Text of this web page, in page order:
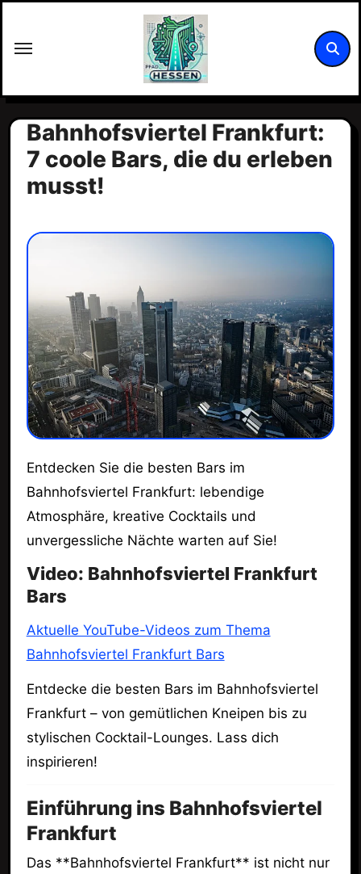
springen
Bahnhofsviertel Frankfurt:
7 coole Bars, die du erleben
musst!
Entdecken Sie die besten Bars im
Bahnhofsviertel Frankfurt: lebendige
Atmosphäre, kreative Cocktails und
unvergessliche Nächte warten auf Sie!
Video: Bahnhofsviertel Frankfurt
Bars
Aktuelle YouTube-Videos zum Thema
Bahnhofsviertel Frankfurt Bars
Entdecke die besten Bars im Bahnhofsviertel
Frankfurt – von gemütlichen Kneipen bis zu
stylischen Cocktail-Lounges. Lass dich
inspirieren!
Einführung ins Bahnhofsviertel
Frankfurt
Das **Bahnhofsviertel Frankfurt** ist nicht nur